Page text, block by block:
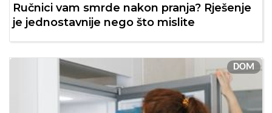
Ručnici vam smrde nakon pranja? Rješenje
je jednostavnije nego što mislite
DOM